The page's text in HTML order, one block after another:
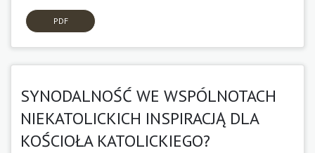
PDF
SYNODALNOŚĆ WE WSPÓLNOTACH
NIEKATOLICKICH INSPIRACJĄ DLA
KOŚCIOŁA KATOLICKIEGO?